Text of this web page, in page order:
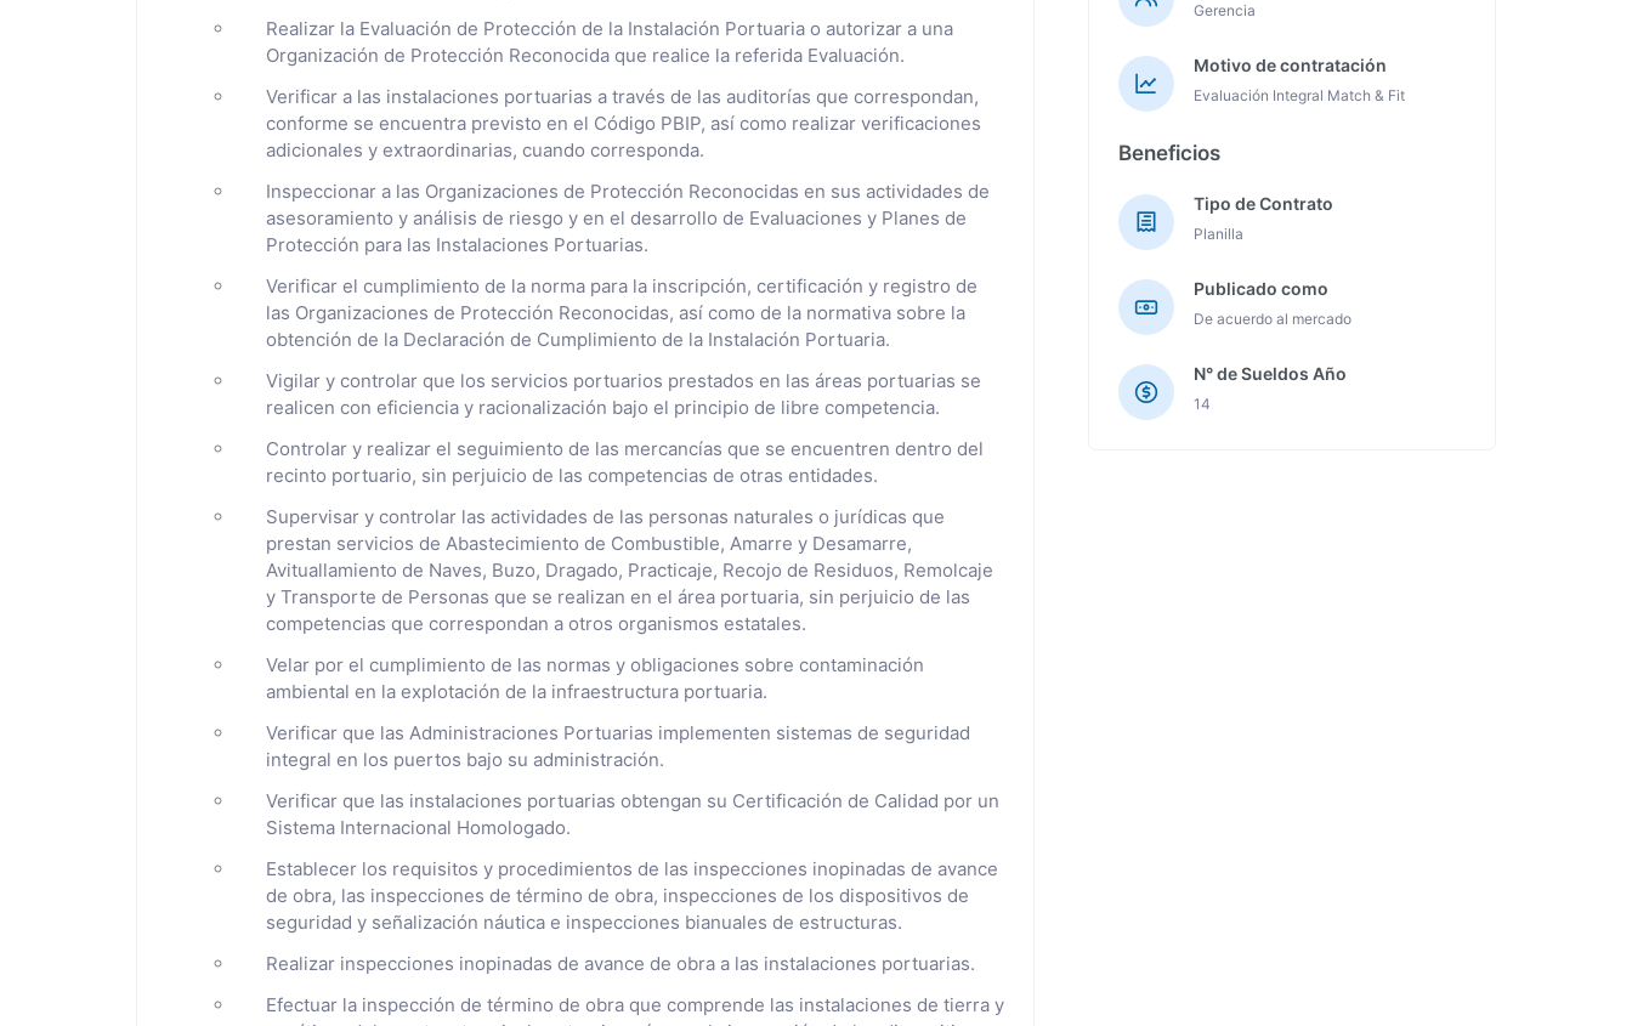
Realizar la Evaluación de Protección de la Instalación Portuaria o autorizar a una
Organización de Protección Reconocida que realice la referida Evaluación.
Verificar a las instalaciones portuarias a través de las auditorías que correspondan,
conforme se encuentra previsto en el Código PBIP, así como realizar verificaciones
adicionales y extraordinarias, cuando corresponda.
Inspeccionar a las Organizaciones de Protección Reconocidas en sus actividades de
asesoramiento y análisis de riesgo y en el desarrollo de Evaluaciones y Planes de
Protección para las Instalaciones Portuarias.
Verificar el cumplimiento de la norma para la inscripción, certificación y registro de
las Organizaciones de Protección Reconocidas, así como de la normativa sobre la
obtención de la Declaración de Cumplimiento de la Instalación Portuaria.
Vigilar y controlar que los servicios portuarios prestados en las áreas portuarias se
realicen con eficiencia y racionalización bajo el principio de libre competencia.
Controlar y realizar el seguimiento de las mercancías que se encuentren dentro del
recinto portuario, sin perjuicio de las competencias de otras entidades.
Supervisar y controlar las actividades de las personas naturales o jurídicas que
prestan servicios de Abastecimiento de Combustible, Amarre y Desamarre,
Avituallamiento de Naves, Buzo, Dragado, Practicaje, Recojo de Residuos, Remolcaje
y Transporte de Personas que se realizan en el área portuaria, sin perjuicio de las
competencias que correspondan a otros organismos estatales.
Velar por el cumplimiento de las normas y obligaciones sobre contaminación
ambiental en la explotación de la infraestructura portuaria.
Verificar que las Administraciones Portuarias implementen sistemas de seguridad
integral en los puertos bajo su administración.
Verificar que las instalaciones portuarias obtengan su Certificación de Calidad por un
Sistema Internacional Homologado.
Establecer los requisitos y procedimientos de las inspecciones inopinadas de avance
de obra, las inspecciones de término de obra, inspecciones de los dispositivos de
seguridad y señalización náutica e inspecciones bianuales de estructuras.
Realizar inspecciones inopinadas de avance de obra a las instalaciones portuarias.
Efectuar la inspección de término de obra que comprende las instalaciones de tierra y
Gerencia
Motivo de contratación
Evaluación Integral Match & Fit
Beneficios
Tipo de Contrato
Planilla
Publicado como
De acuerdo al mercado
N° de Sueldos Año
14